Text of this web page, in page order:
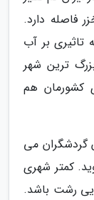
دریای خزر فاصله دارد.
بر آب
ترین شهر
کشورمان هم
گردشگران می
کمتر شهری
رشت باشد.